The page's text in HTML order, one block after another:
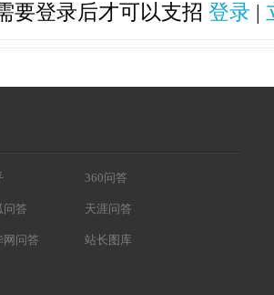
要登录后才可以支招 登录 |
360问答
问答 天涯问答
网问答 站长图库